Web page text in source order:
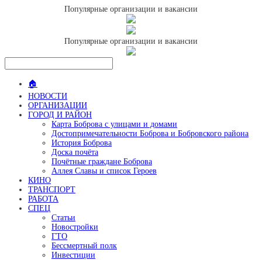
Популярные организации и вакансии
Популярные организации и вакансии
🏠
НОВОСТИ
ОРГАНИЗАЦИИ
ГОРОД И РАЙОН
Карта Боброва с улицами и домами
Достопримечательности Боброва и Бобровского района
История Боброва
Доска почёта
Почётные граждане Боброва
Аллея Славы и список Героев
КИНО
ТРАНСПОРТ
РАБОТА
СПЕЦ
Статьи
Новостройки
ГТО
Бессмертный полк
Инвестиции